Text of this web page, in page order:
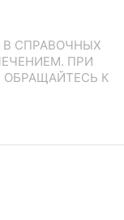
СПРАВОЧНЫХ
ПРИ
ОБРАЩАЙТЕСЬ К